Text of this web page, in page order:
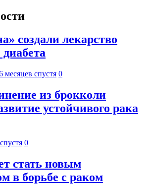
создали лекарство
диабета
месяцев спустя 0
из брокколи
устойчивого рака
0
стать новым
в борьбе с раком